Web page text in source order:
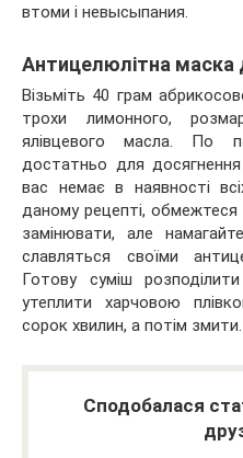
втоми і невысыпания.
Антицелюлітна маска
Візьміть 40 грам
трохи лимонного,
ялівцевого масла. По
достатньо для
вас немає в наявності
даному рецепті,
замінювати, але
славляться своїми
Готову суміш
утеплити харчовою
сорок хвилин, а потім змити.
Сподобалася